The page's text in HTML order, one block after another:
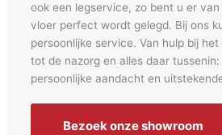
ook een legservice, zo bent u er
vloer perfect wordt gelegd. Bij ons
persoonlijke service. Van hulp bij
tot de nazorg en alles daar
persoonlijke aandacht en
Bezoek onze showroom